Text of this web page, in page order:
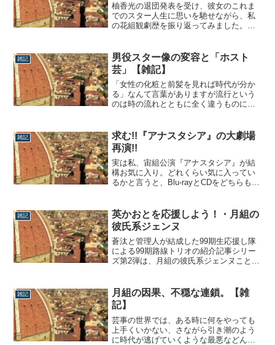
柚香光の退団発表を受け、彼女のこれま
でのスター人生に思いを馳せながら、私
の花組観劇歴を振り返ってみました。文
す。柚香光という希代のスターに思う柚
香光（と礼真琴）は、本当に魅力あふれ
るスーパースターだと思います。基本的
に実力偏重主義...
雑記
男役スター像の変容と「ホスト
芸」【雑記】
「女性の化粧と前髪を見れば時代が分か
る」なんて言葉がありますが流行という
のは時の流れとともに全く違うものにな
日は宝塚の男役像の変容についての雑記
です。男役スター像の変容を思う偏見を
承知で書きますと、少しばかり前、具体
的にいえば2...
雑記
求む!!『アナスタシア』の大劇場
再演!!
実は私、宙組公演『アナスタシア』が結
構お気に入り。どれくらい気に入ってい
るかと言うと、Blu-rayとCDをどちらも購
改めて声を大にして言いたいのは、この
作品をこのまま埋もれさせてしまうのは
勿体ない!!ということ。やりましょう、...
雑記
英かおとを応援しよう！・月組の
彼氏系ジェンヌ
蒼汰と管理人が結成した99期生応援し隊
による99期路線トリオの紹介記事シリー
ズ第2弾は、月組の彼氏系ジェンヌこと、
頭格である彼女。さっそくご紹介してい
きたいと思います。（当記事は「おと
め」「ニュージェネレーション」他、ス
カ...
雑記
月組の因果、不穏な連鎖。【雑
記】
芸事の世界では、ある時に何をやっても
上手くいかない、さながら引き潮のよう
に時代が逃げていくような最悪などん底